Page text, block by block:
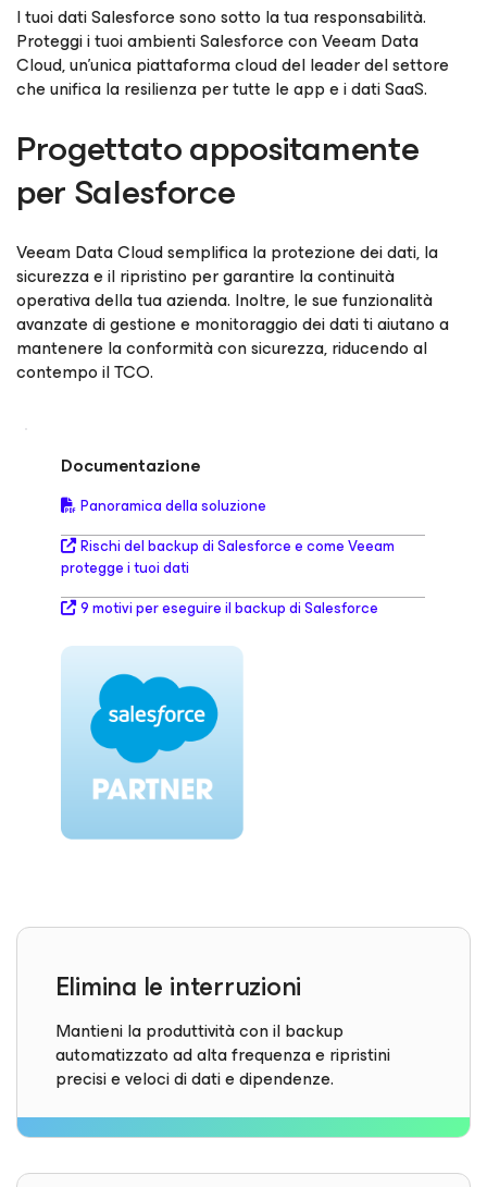
I tuoi dati Salesforce sono sotto la tua responsabilità.
Proteggi i tuoi ambienti Salesforce con Veeam Data
Cloud, un'unica piattaforma cloud del leader del settore
che unifica la resilienza per tutte le app e i dati SaaS.
Progettato appositamente
per Salesforce
Veeam Data Cloud semplifica la protezione dei dati, la
sicurezza e il ripristino per garantire la continuità
operativa della tua azienda. Inoltre, le sue funzionalità
avanzate di gestione e monitoraggio dei dati ti aiutano a
mantenere la conformità con sicurezza, riducendo al
contempo il TCO.
Documentazione
Panoramica della soluzione
Rischi del backup di Salesforce e come Veeam
protegge i tuoi dati
9 motivi per eseguire il backup di Salesforce
Elimina le interruzioni
Mantieni la produttività con il backup
automatizzato ad alta frequenza e ripristini
precisi e veloci di dati e dipendenze.